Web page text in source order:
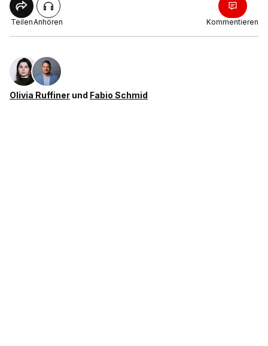
TeilenAnhören Kommentieren
Olivia Ruffiner und Fabio Schmid